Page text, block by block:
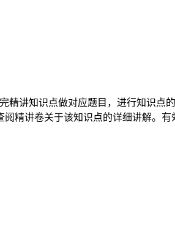
精讲知识点做对应题目，进行知识点
精讲卷关于该知识点的详细讲解。